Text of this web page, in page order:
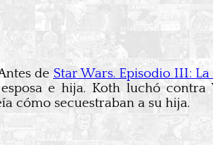
de Star Wars. Episodio III: La
e hija. Koth luchó
cómo secuestraban a su hija.